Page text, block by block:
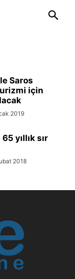
Saros
için
2019
yıllık sır
2018